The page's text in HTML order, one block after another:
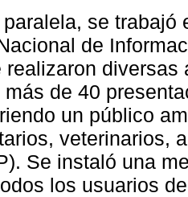
paralela, se
de
realizaron
más de 40
un público
veterinarios,
Se instaló una
los usuarios